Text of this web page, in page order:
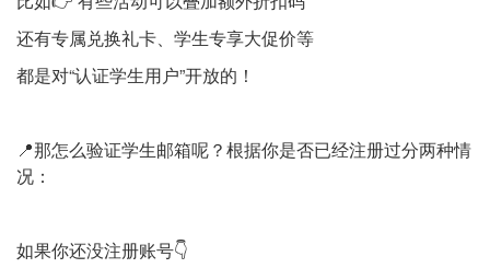
还有专属兑换礼卡、学生专享大促价等
都是对“认证学生用户”开放的！
📍那怎么验证学生邮箱呢？根据你是否已经注册过分两种情
况：
如果你还没注册账号👇